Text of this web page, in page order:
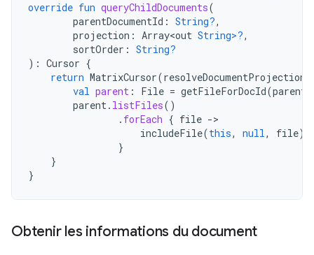
override fun queryChildDocuments(
parentDocumentId : String?,
projection : Array<out String>?,
sortOrder : String?
): Cursor {
return MatrixCursor(resolveDocumentProjection
val parent : File = getFileForDocId(
parent. listFiles()
. forEach { file -
includeFile(this, null, file)
}
}
}
Obtenir les informations du document